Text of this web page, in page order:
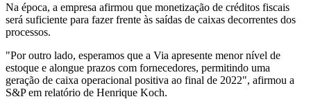
Na época, a empresa afirmou que monetização de créditos fiscais
será suficiente para fazer frente às saídas de caixas decorrentes dos
processos.
"Por outro lado, esperamos que a Via apresente menor nível de
estoque e alongue prazos com fornecedores, permitindo uma
geração de caixa operacional positiva ao final de 2022", afirmou a
S&P em relatório de Henrique Koch.